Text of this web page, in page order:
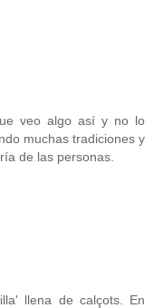
veo algo así y no lo
muchas tradiciones y
de las personas.
llena de calçots. En